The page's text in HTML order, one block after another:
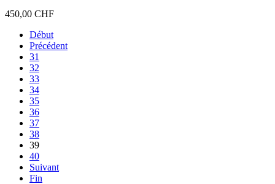
450,00 CHF
Début
Précédent
31
32
33
34
35
36
37
38
39
40
Suivant
Fin